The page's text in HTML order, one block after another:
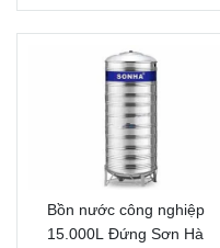
Bồn nước công nghiệp
15.000L Đứng Sơn Hà